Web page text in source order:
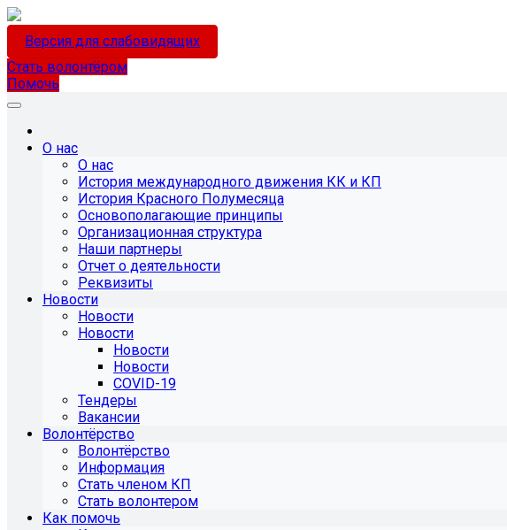
Версия для слабовидящих
Стать волонтёром
Помочь
О нас
О нас
История международного движения КК и КП
История Красного Полумесяца
Основополагающие принципы
Организационная структура
Наши партнеры
Отчет о деятельности
Реквизиты
Новости
Новости
Новости
Новости
Новости
COVID-19
Тендеры
Вакансии
Волонтёрство
Волонтёрство
Информация
Стать членом КП
Стать волонтером
Как помочь